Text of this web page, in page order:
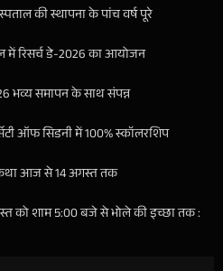
की स्थापना के पांच वर्ष पूरे
रिसर्च डे-2026 का आयोजन
भव्य समापन के साथ संपन्न
ऑफ सिडनी में 100% स्कॉलरशिप
कथा आज से 14 अगस्त तक
को शाम 5:00 बजे से भोले की इच्छा तक :